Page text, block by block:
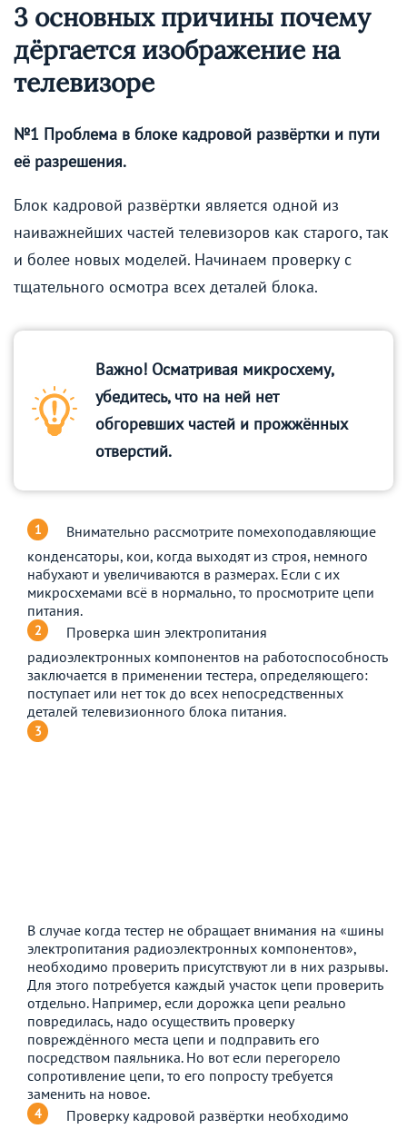
3 основных причины почему
дёргается изображение на
телевизоре
№1 Проблема в блоке кадровой развёртки и пути
её разрешения.
Блок кадровой развёртки является одной из
наиважнейших частей телевизоров как старого, так
и более новых моделей. Начинаем проверку с
тщательного осмотра всех деталей блока.
Важно! Осматривая микросхему,
убедитесь, что на ней нет
обгоревших частей и прожжённых
отверстий.
Внимательно рассмотрите помехоподавляющие
конденсаторы, кои, когда выходят из строя, немного
набухают и увеличиваются в размерах. Если с их
микросхемами всё в нормально, то просмотрите цепи
питания.
Проверка шин электропитания
радиоэлектронных компонентов на работоспособность
заключается в применении тестера, определяющего:
поступает или нет ток до всех непосредственных
деталей телевизионного блока питания.
В случае когда тестер не обращает внимания на «шины
электропитания радиоэлектронных компонентов»,
необходимо проверить присутствуют ли в них разрывы.
Для этого потребуется каждый участок цепи проверить
отдельно. Например, если дорожка цепи реально
повредилась, надо осуществить проверку
повреждённого места цепи и подправить его
посредством паяльника. Но вот если перегорело
сопротивление цепи, то его попросту требуется
заменить на новое.
Проверку кадровой развёртки необходимо